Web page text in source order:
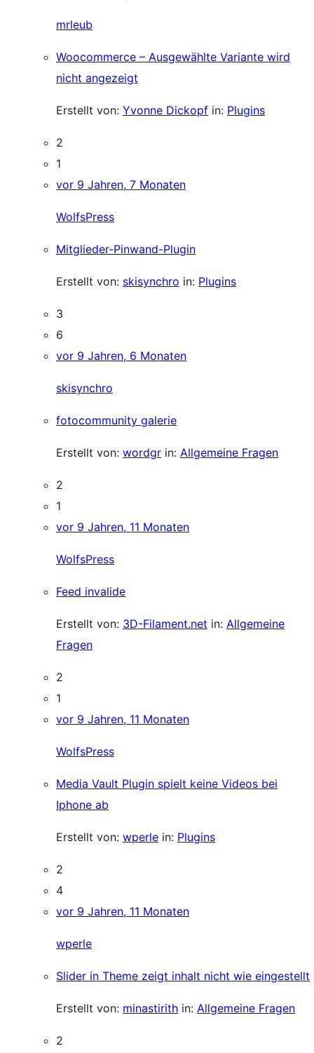
mrleub
Woocommerce – Ausgewählte Variante wird
nicht angezeigt
Erstellt von: Yvonne Dickopf in: Plugins
2
1
vor 9 Jahren, 7 Monaten
WolfsPress
Mitglieder-Pinwand-Plugin
Erstellt von: skisynchro in: Plugins
3
6
vor 9 Jahren, 6 Monaten
skisynchro
fotocommunity galerie
Erstellt von: wordgr in: Allgemeine Fragen
2
1
vor 9 Jahren, 11 Monaten
WolfsPress
Feed invalide
Erstellt von: 3D-Filament.net in: Allgemeine
Fragen
2
1
vor 9 Jahren, 11 Monaten
WolfsPress
Media Vault Plugin spielt keine Videos bei
Iphone ab
Erstellt von: wperle in: Plugins
2
4
vor 9 Jahren, 11 Monaten
wperle
Slider in Theme zeigt inhalt nicht wie eingestellt
Erstellt von: minastirith in: Allgemeine Fragen
2